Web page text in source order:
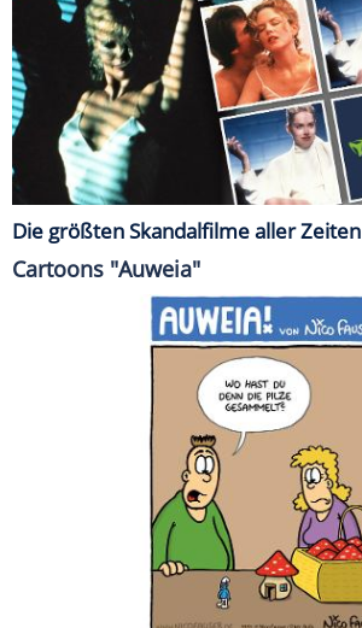
Die größten Skandalfilme aller Zeiten
Cartoons "Auweia"